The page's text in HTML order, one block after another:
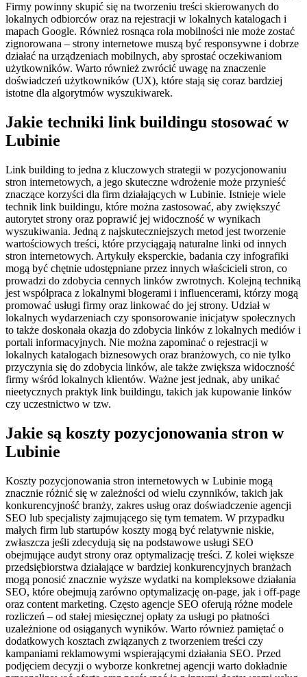
Firmy powinny skupić się na tworzeniu treści skierowanych do
lokalnych odbiorców oraz na rejestracji w lokalnych katalogach i
mapach Google. Również rosnąca rola mobilności nie może zostać
zignorowana – strony internetowe muszą być responsywne i dobrze
działać na urządzeniach mobilnych, aby sprostać oczekiwaniom
użytkowników. Warto również zwrócić uwagę na znaczenie
doświadczeń użytkowników (UX), które stają się coraz bardziej
istotne dla algorytmów wyszukiwarek.
Jakie techniki link buildingu stosować w
Lubinie
Link building to jedna z kluczowych strategii w pozycjonowaniu
stron internetowych, a jego skuteczne wdrożenie może przynieść
znaczące korzyści dla firm działających w Lubinie. Istnieje wiele
technik link buildingu, które można zastosować, aby zwiększyć
autorytet strony oraz poprawić jej widoczność w wynikach
wyszukiwania. Jedną z najskuteczniejszych metod jest tworzenie
wartościowych treści, które przyciągają naturalne linki od innych
stron internetowych. Artykuły eksperckie, badania czy infografiki
mogą być chętnie udostępniane przez innych właścicieli stron, co
prowadzi do zdobycia cennych linków zwrotnych. Kolejną techniką
jest współpraca z lokalnymi blogerami i influencerami, którzy mogą
promować usługi firmy oraz linkować do jej strony. Udział w
lokalnych wydarzeniach czy sponsorowanie inicjatyw społecznych
to także doskonała okazja do zdobycia linków z lokalnych mediów i
portali informacyjnych. Nie można zapominać o rejestracji w
lokalnych katalogach biznesowych oraz branżowych, co nie tylko
przyczynia się do zdobycia linków, ale także zwiększa widoczność
firmy wśród lokalnych klientów. Ważne jest jednak, aby unikać
nieetycznych praktyk link buildingu, takich jak kupowanie linków
czy uczestnictwo w tzw.
Jakie są koszty pozycjonowania stron w
Lubinie
Koszty pozycjonowania stron internetowych w Lubinie mogą
znacznie różnić się w zależności od wielu czynników, takich jak
konkurencyjność branży, zakres usług oraz doświadczenie agencji
SEO lub specjalisty zajmującego się tym tematem. W przypadku
małych firm lub startupów koszty mogą być relatywnie niskie,
zwłaszcza jeśli zdecydują się na podstawowe usługi SEO
obejmujące audyt strony oraz optymalizację treści. Z kolei większe
przedsiębiorstwa działające w bardziej konkurencyjnych branżach
mogą ponosić znacznie wyższe wydatki na kompleksowe działania
SEO, które obejmują zarówno optymalizację on-page, jak i off-page
oraz content marketing. Często agencje SEO oferują różne modele
rozliczeń – od stałej miesięcznej opłaty za usługi po płatności
uzależnione od osiąganych wyników. Warto również pamiętać o
dodatkowych kosztach związanych z tworzeniem treści czy
kampaniami reklamowymi wspierającymi działania SEO. Przed
podjęciem decyzji o wyborze konkretnej agencji warto dokładnie